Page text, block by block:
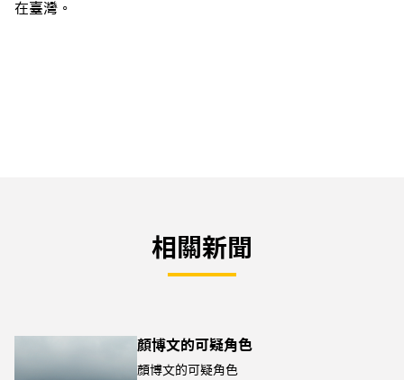
在臺灣。
相關新聞
顏博文的可疑角色
顏博文的可疑角色